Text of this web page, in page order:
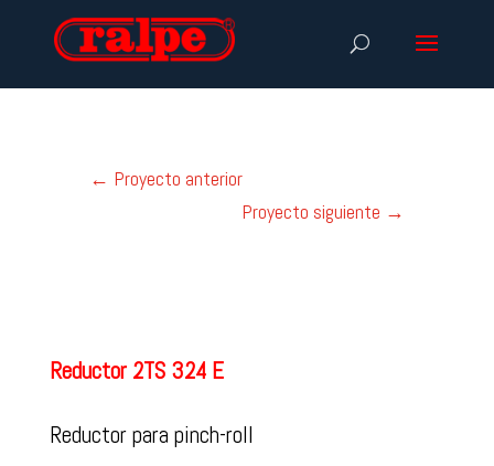
← Proyecto anterior
Proyecto siguiente →
Reductor 2TS 324 E
Reductor para pinch-roll